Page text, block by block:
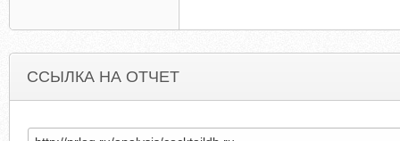
ССЫЛКА НА ОТЧЕТ